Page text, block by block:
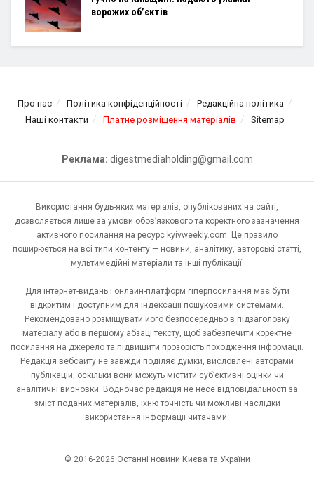
ворожих об’єктів
Про нас Політика конфіденційності
Редакційна політика
Наші контакти
Платне розміщення матеріалів Sitemap
Реклама: digestmediaholding@gmail.com
Використання будь-яких матеріалів, опублікованих на сайті,
дозволяється лише за умови обов’язкового та коректного зазначення
активного посилання на ресурс kyivweekly.com. Це правило
поширюється на всі типи контенту — новини, аналітику, авторські статті,
мультимедійні матеріали та інші публікації.
Для інтернет-видань і онлайн-платформ гіперпосилання має бути
відкритим і доступним для індексації пошуковими системами.
Рекомендовано розміщувати його безпосередньо в підзаголовку
матеріалу або в першому абзаці тексту, щоб забезпечити коректне
посилання на джерело та підвищити прозорість походження інформації.
Редакція вебсайту не завжди поділяє думки, висловлені авторами
публікацій, оскільки вони можуть містити суб’єктивні оцінки чи
аналітичні висновки. Водночас редакція не несе відповідальності за
зміст поданих матеріалів, їхню точність чи можливі наслідки
використання інформації читачами.
© 2016-2026 Останні новини Києва та України